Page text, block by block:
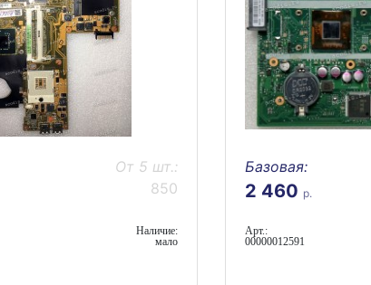
От 5 шт.:
850
Наличие:
мало
Базовая:
2 460 р.
Арт.:
00000012591